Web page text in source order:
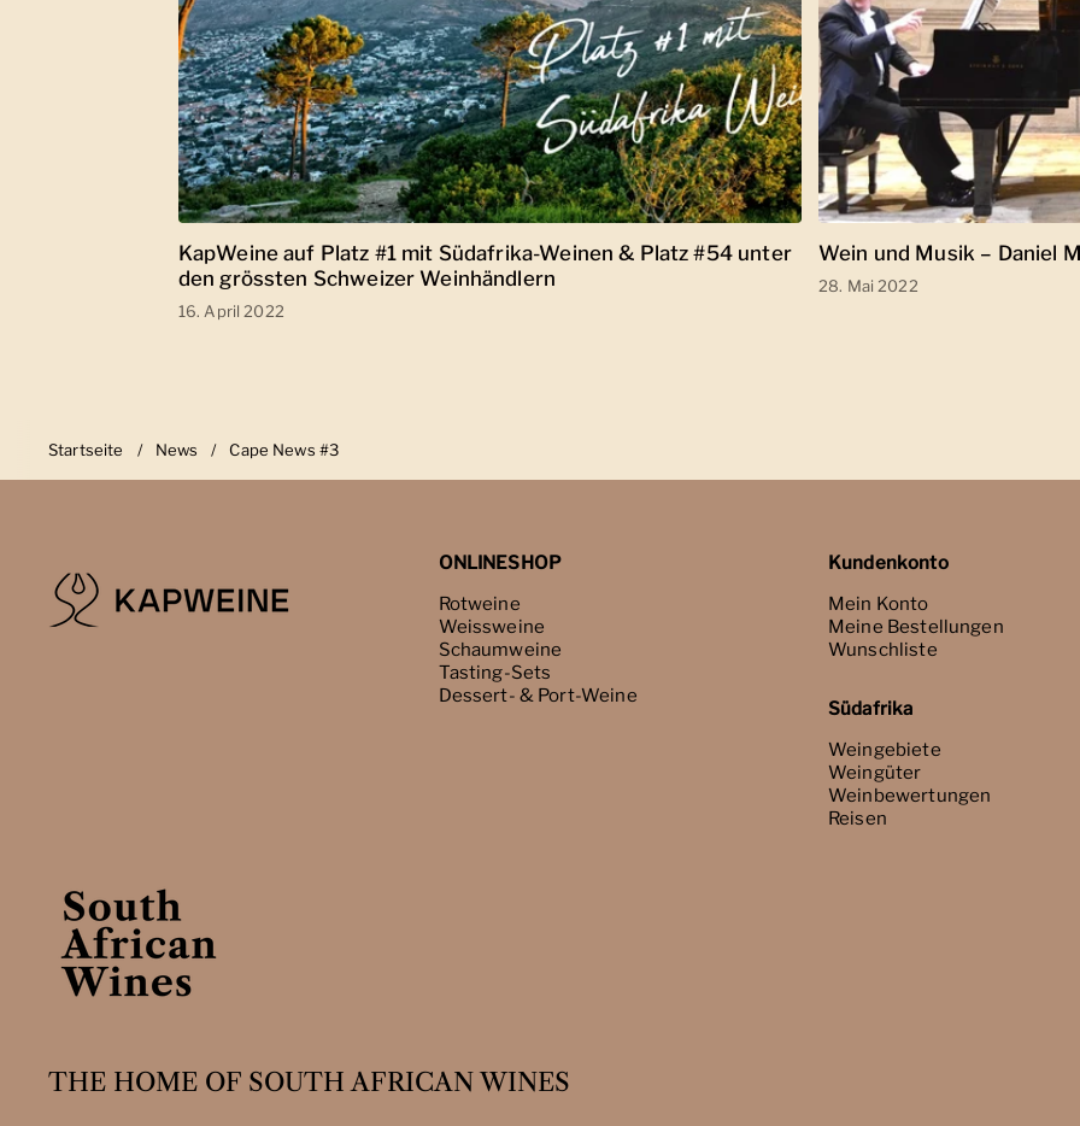
KapWeine auf Platz #1 mit Südafrika-Weinen & Platz #54 unter
den grössten Schweizer Weinhändlern
16. April 2022
Wein und Musik – Daniel
28. Mai 2022
Startseite / News / Cape News #3
ONLINESHOP
Rotweine
Weissweine
Schaumweine
Tasting-Sets
Dessert- & Port-Weine
Kundenkonto
Mein Konto
Meine Bestellungen
Wunschliste
Südafrika
Weingebiete
Weingüter
Weinbewertungen
Reisen
THE HOME OF SOUTH AFRICAN WINES